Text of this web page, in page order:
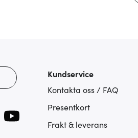
Kundservice
Kontakta oss / FAQ
Presentkort
Frakt & leverans